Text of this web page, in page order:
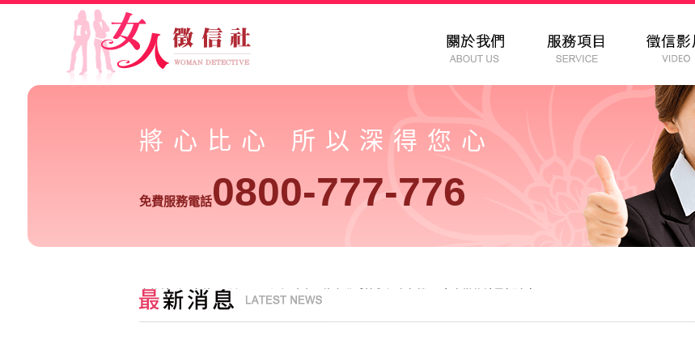
將心比心 所以深得您心
免費服務電話0800-777-776
高雄社群冒名詐騙升級，IG 假帳號也可能牽動感情與個資危機？-女人徵信社最新消息